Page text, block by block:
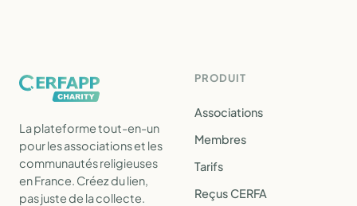
La plateforme tout-en-un
pour les associations et les
communautés religieuses
en France. Créez du lien,
pas juste de la collecte.
PRODUIT
Associations
Membres
Tarifs
Reçus CERFA